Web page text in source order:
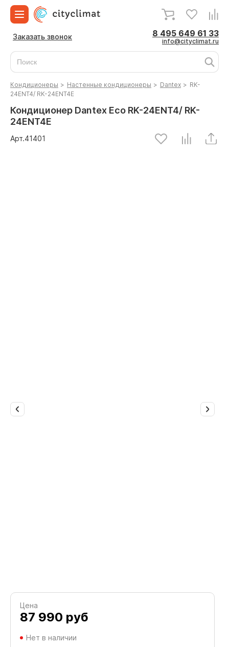
Заказать звонок 8 495 649 61 33
info@cityclimat.ru
Кондиционеры > Настенные кондиционеры > Dantex > RK-
24ENT4/ RK-24ENT4E
Кондиционер Dantex Eco RK-24ENT4/ RK-
24ENT4E
Арт.41401
Цена
87 990 руб
Нет в наличии